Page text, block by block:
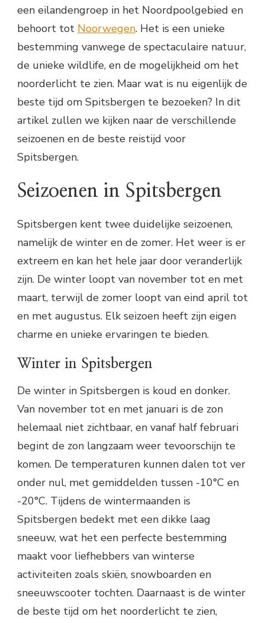
een eilandengroep in het Noordpoolgebied en
behoort tot Noorwegen. Het is een unieke
bestemming vanwege de spectaculaire natuur,
de unieke wildlife, en de mogelijkheid om het
noorderlicht te zien. Maar wat is nu eigenlijk de
beste tijd om Spitsbergen te bezoeken? In dit
artikel zullen we kijken naar de verschillende
seizoenen en de beste reistijd voor
Spitsbergen.
Seizoenen in Spitsbergen
Spitsbergen kent twee duidelijke seizoenen,
namelijk de winter en de zomer. Het weer is er
extreem en kan het hele jaar door veranderlijk
zijn. De winter loopt van november tot en met
maart, terwijl de zomer loopt van eind april tot
en met augustus. Elk seizoen heeft zijn eigen
charme en unieke ervaringen te bieden.
Winter in Spitsbergen
De winter in Spitsbergen is koud en donker.
Van november tot en met januari is de zon
helemaal niet zichtbaar, en vanaf half februari
begint de zon langzaam weer tevoorschijn te
komen. De temperaturen kunnen dalen tot ver
onder nul, met gemiddelden tussen -10°C en
-20°C. Tijdens de wintermaanden is
Spitsbergen bedekt met een dikke laag
sneeuw, wat het een perfecte bestemming
maakt voor liefhebbers van winterse
activiteiten zoals skiën, snowboarden en
sneeuwscooter tochten. Daarnaast is de winter
de beste tijd om het noorderlicht te zien,